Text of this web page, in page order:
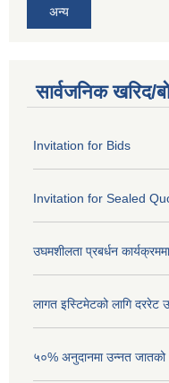
अन्य
सार्वजनिक खरिद/
Invitation for Bids
Invitation for Sealed
उघमशीलता प्रबर्धन
लागत इस्टिमेटको लागि दररेट
५०% अनुदानमा उन्नत जातको